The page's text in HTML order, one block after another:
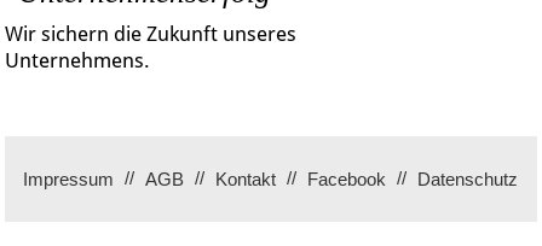
Wir sichern die Zukunft unseres
Unternehmens.
Impressum AGB Kontakt Facebook Datenschutz